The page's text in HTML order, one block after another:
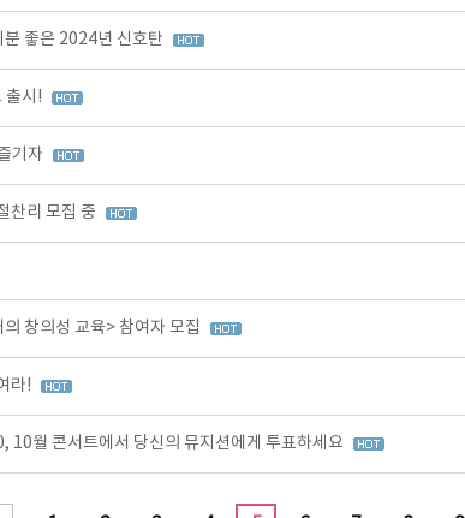
좋은 2024년 신호탄
출시!
기자
찬리 모집 중
창의성 교육> 참여자 모집
라!
월 콘서트에서 당신의 뮤지션에게 투표하세요